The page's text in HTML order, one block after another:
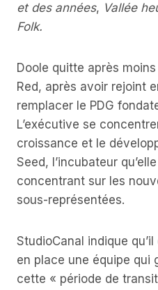
et des années, Vallée
Folk.
Doole quitte après
Red, après avoir rejoint
remplacer le PDG
L’exécutive se
croissance et le
Seed, l’incubateur
concentrant sur les
sous-représentées.
StudioCanal indique
en place une équipe qui
cette « période de